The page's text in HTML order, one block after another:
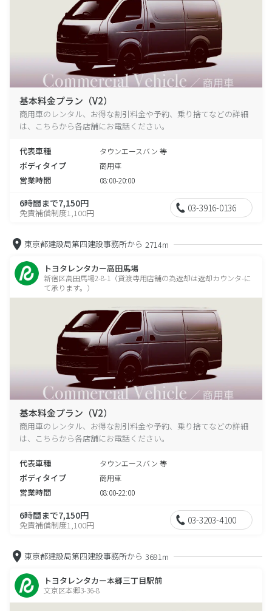
基本料金プラン（V2）
商用車のレンタル、お得な割引料金や予約、乗り捨てなどの詳細
は、こちらから各店舗にお電話ください。
代表車種 タウンエースバン 等
ボディタイプ 商用車
営業時間 08:00-20:00
6時間まで7,150円
免責補償制度1,100円 03-3916-0136
東京都建設局第四建設事務所から 2714m
トヨタレンタカー高田馬場
新宿区高田馬場2-8-1（貸渡専用店舗の為返却は返却カウンタ-に
て承ります。）
基本料金プラン（V2）
商用車のレンタル、お得な割引料金や予約、乗り捨てなどの詳細
は、こちらから各店舗にお電話ください。
代表車種 タウンエースバン 等
ボディタイプ 商用車
営業時間 08:00-22:00
6時間まで7,150円
免責補償制度1,100円 03-3203-4100
東京都建設局第四建設事務所から 3691m
トヨタレンタカー本郷三丁目駅前
文京区本郷3-36-8